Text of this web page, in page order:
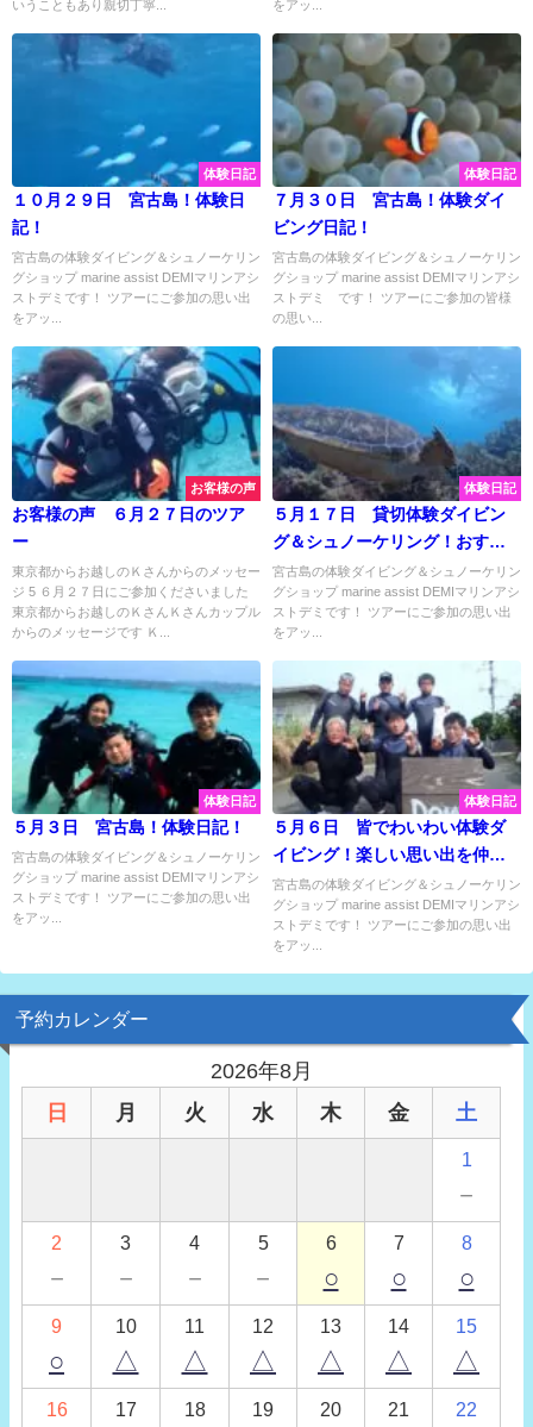
いうこともあり親切丁寧... をアッ...
体験日記
１０月２９日 宮古島！体験日
記！
宮古島の体験ダイビング＆シュノーケリン
グショップ marine assist DEMIマリンアシ
ストデミです！ ツアーにご参加の思い出
をアッ...
体験日記
７月３０日 宮古島！体験ダイ
ビング日記！
宮古島の体験ダイビング＆シュノーケリン
グショップ marine assist DEMIマリンアシ
ストデミ です！ ツアーにご参加の皆様
の思い...
お客様の声
お客様の声 ６月２７日のツア
ー
東京都からお越しのＫさんからのメッセー
ジ 5 ６月２７日にご参加くださいました
東京都からお越しのＫさんＫさんカップル
からのメッセージです Ｋ...
体験日記
５月１７日 貸切体験ダイビン
グ＆シュノーケリング！おすす
めのお魚達に会ってきました♬
宮古島の体験ダイビング＆シュノーケリン
グショップ marine assist DEMIマリンアシ
ストデミです！ ツアーにご参加の思い出
をアッ...
体験日記
５月３日 宮古島！体験日記！
宮古島の体験ダイビング＆シュノーケリン
グショップ marine assist DEMIマリンアシ
ストデミです！ ツアーにご参加の思い出
をアッ...
体験日記
５月６日 皆でわいわい体験ダ
イビング！楽しい思い出を仲間
で共有♫
宮古島の体験ダイビング＆シュノーケリン
グショップ marine assist DEMIマリンアシ
ストデミです！ ツアーにご参加の思い出
をアッ...
予約カレンダー
2026年8月
日
月 火 水 木 金 土
1
－
2
－
3
－
4
－
5
－
6
○
7
○
8
○
9
○
10
△
11
△
12
△
13
△
14
△
15
△
16 17 18 19 20 21 22